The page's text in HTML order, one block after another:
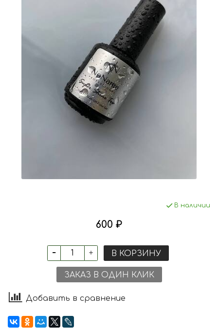
В наличии
600 ₽
В КОРЗИНУ
ЗАКАЗ В ОДИН КЛИК
Добавить в сравнение